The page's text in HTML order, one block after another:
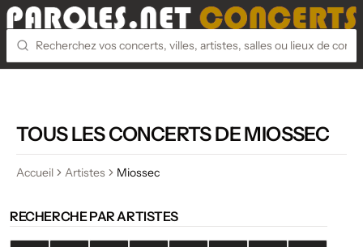
TOUS LES CONCERTS DE MIOSSEC
Accueil Artistes Miossec
RECHERCHE PAR ARTISTES